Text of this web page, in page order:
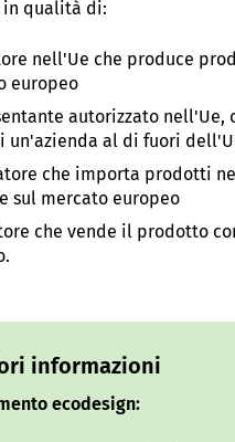
in qualità di:
nell'Ue che produce
europeo
autorizzato nell'Ue,
un'azienda al di fuori
che importa prodotti
sul mercato europeo
che vende il prodotto
informazioni
ecodesign: